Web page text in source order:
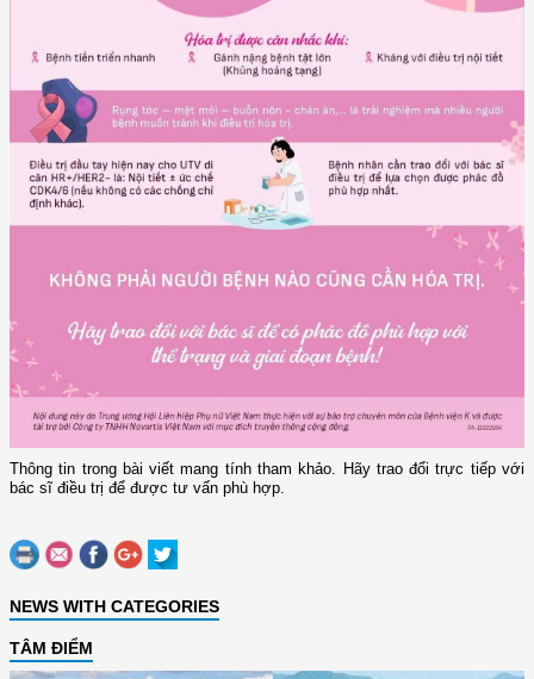
Thông tin trong bài viết mang tính tham khảo. Hãy trao đổi trực tiếp với
bác sĩ điều trị để được tư vấn phù hợp.​
NEWS WITH CATEGORIES
TÂM ĐIỂM